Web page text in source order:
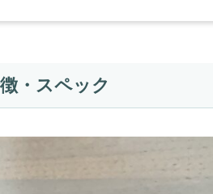
・スペック